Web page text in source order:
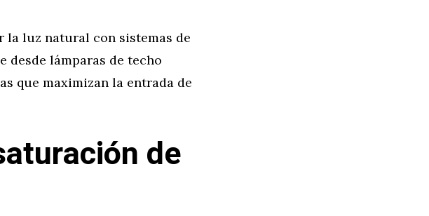
luz natural con sistemas de
lámparas de techo
que maximizan la entrada de
de